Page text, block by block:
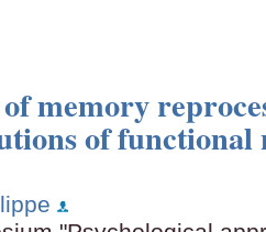
memory
of functional